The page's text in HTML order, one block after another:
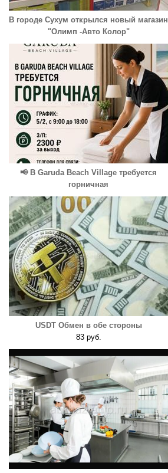
В городе Сухум открылся новый магазин
"Олимп -Авто Колор"
📢 В Garuda Beach Village требуется
горничная
USDT Обмен в обе стороны
83 руб.